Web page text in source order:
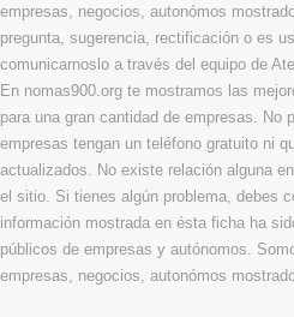
empresas, negocios, autonómos
pregunta, sugerencia, rectificación o es
comunicarnoslo a través del equipo de
En nomas900.org te mostramos las
para una gran cantidad de empresas. No
empresas tengan un teléfono gratuito ni
actualizados. No existe relación alguna
el sitio. Si tienes algún problema, debes
información mostrada en ésta ficha ha
públicos de empresas y autónomos.
empresas, negocios, autonómos